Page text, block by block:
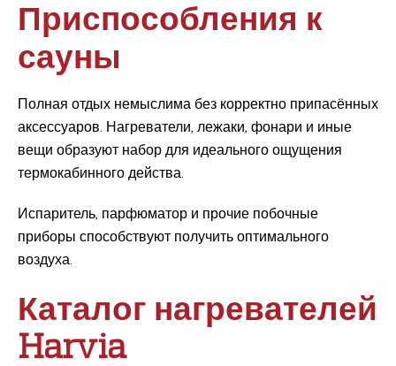
Приспособления к
сауны
Полная отдых немыслима без корректно припасённых
аксессуаров. Нагреватели, лежаки, фонари и иные
вещи образуют набор для идеального ощущения
термокабинного действа.
Испаритель, парфюматор и прочие побочные
приборы способствуют получить оптимального
воздуха.
Каталог нагревателей
Harvia